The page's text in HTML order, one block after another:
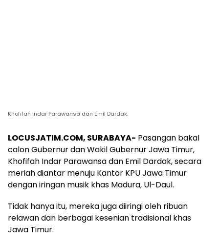
Khofifah Indar Parawansa dan Emil Dardak.
LOCUSJATIM.COM, SURABAYA- Pasangan bakal
calon Gubernur dan Wakil Gubernur Jawa Timur,
Khofifah Indar Parawansa dan Emil Dardak, secara
meriah diantar menuju Kantor KPU Jawa Timur
dengan iringan musik khas Madura, Ul-Daul.
Tidak hanya itu, mereka juga diiringi oleh ribuan
relawan dan berbagai kesenian tradisional khas
Jawa Timur.